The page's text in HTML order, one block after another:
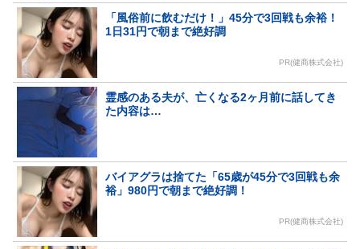
「風俗前に飲むだけ！」45分で3回戦も余裕！
1日31円で朝まで絶好調
PR(健商株式会社)
霊感のある夫が、亡くなる2ヶ月前に話してき
た内容は…
バイアグラは捨てた「65歳が45分で3回戦も余
裕」980円で朝まで絶好調！
PR(健商株式会社)